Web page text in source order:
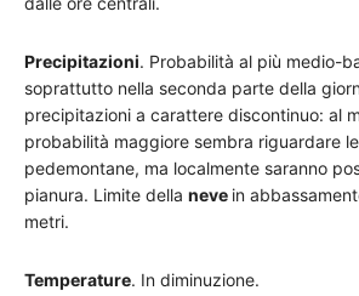
Precipitazioni. Probabilità al più medio-
soprattutto nella seconda parte della
precipitazioni a carattere discontinuo: al
probabilità maggiore sembra riguardare
pedemontane, ma localmente saranno
pianura. Limite della neve in
metri.
Temperature. In diminuzione.